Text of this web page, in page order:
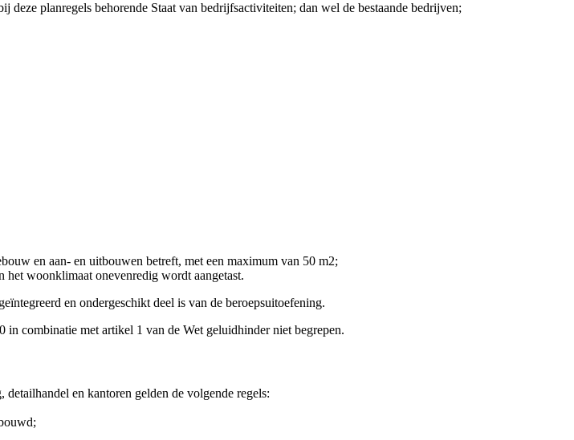
planregels behorende Staat van bedrijfsactiviteiten; dan wel de bestaande bedrijven;
en aan- en uitbouwen betreft, met een maximum van 50 m2;
woonklimaat onevenredig wordt aangetast.
en ondergeschikt deel is van de beroepsuitoefening.
combinatie met artikel 1 van de Wet geluidhinder niet begrepen.
en kantoren gelden de volgende regels: